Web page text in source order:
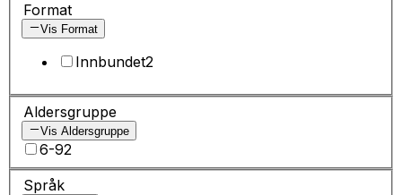
Format
Vis Format
Innbundet2
Aldersgruppe
Vis Aldersgruppe
6-92
Språk